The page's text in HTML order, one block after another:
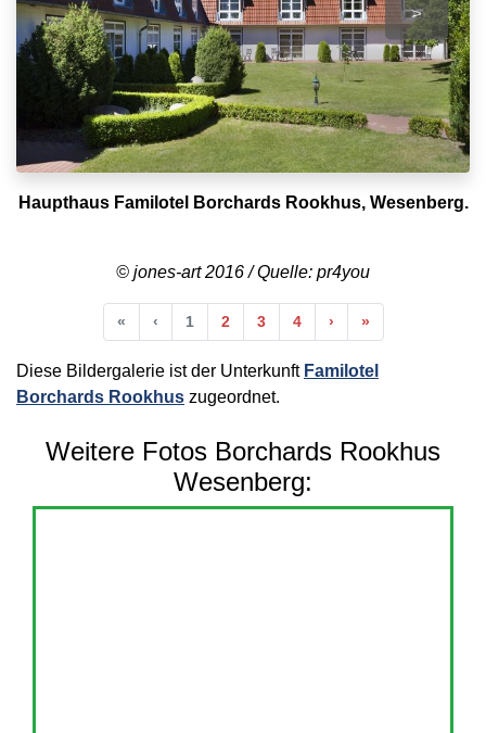
>
Haupthaus Familotel Borchards Rookhus, Wesenberg.
© jones-art 2016 / Quelle: pr4you
«Anfang
‹Vorherige
1 2 3 4 ›Nächste
»Ende
Diese Bildergalerie ist der Unterkunft Familotel
Borchards Rookhus zugeordnet.
Weitere Fotos Borchards Rookhus
Wesenberg: